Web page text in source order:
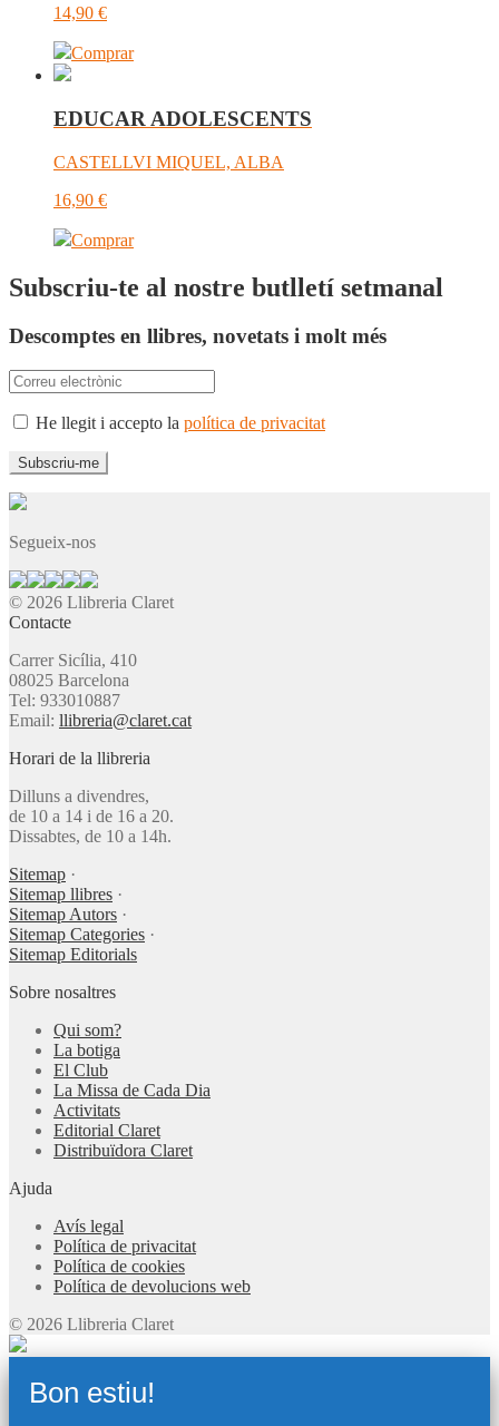
14,90 €
Comprar
EDUCAR ADOLESCENTS
CASTELLVI MIQUEL, ALBA
16,90 €
Comprar
Subscriu-te al nostre butlletí setmanal
Descomptes en llibres, novetats i molt més
He llegit i accepto la política de privacitat
Segueix-nos
© 2026 Llibreria Claret
Contacte
Carrer Sicília, 410
08025 Barcelona
Tel: 933010887
Email: llibreria@claret.cat
Horari de la llibreria
Dilluns a divendres,
de 10 a 14 i de 16 a 20.
Dissabtes, de 10 a 14h.
Sitemap ·
Sitemap llibres ·
Sitemap Autors ·
Sitemap Categories ·
Sitemap Editorials
Sobre nosaltres
Qui som?
La botiga
El Club
La Missa de Cada Dia
Activitats
Editorial Claret
Distribuïdora Claret
Ajuda
Avís legal
Política de privacitat
Política de cookies
Política de devolucions web
© 2026 Llibreria Claret
Bon estiu!